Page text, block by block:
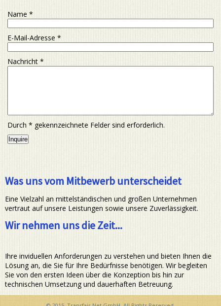
Name *
E-Mail-Adresse *
Nachricht *
Durch * gekennzeichnete Felder sind erforderlich.
Was uns vom Mitbewerb unterscheidet
Eine Vielzahl an mittelständischen und großen Unternehmen
vertraut auf unsere Leistungen sowie unsere Zuverlässigkeit.
Wir nehmen uns die Zeit...
Ihre inviduellen Anforderungen zu verstehen und bieten Ihnen die
Lösung an, die Sie für Ihre Bedürfnisse benötigen. Wir begleiten
Sie von den ersten Ideen über die Konzeption bis hin zur
technischen Umsetzung und dauerhaften Betreuung.